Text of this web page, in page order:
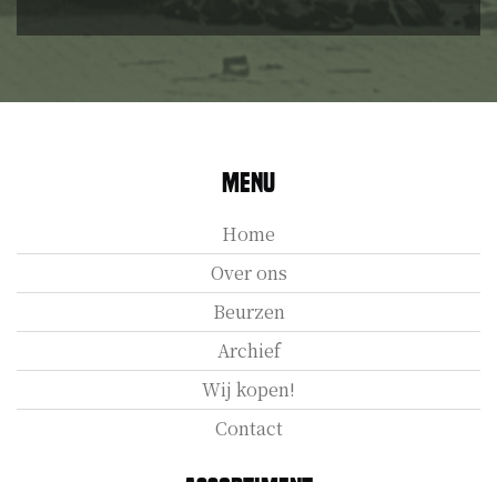
Menu
Home
Over ons
Beurzen
Archief
Wij kopen!
Contact